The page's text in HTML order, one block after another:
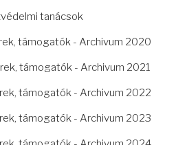
tanácsok
támogatók - Archivum 2020
támogatók - Archivum 2021
támogatók - Archivum 2022
támogatók - Archivum 2023